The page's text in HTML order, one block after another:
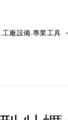
工廠設備.專業工具